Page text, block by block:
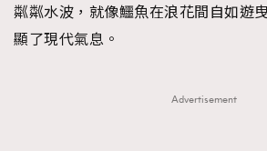
粼粼水波，就像鱷魚在浪花間自如遊
顯了現代氣息。
Advertisement